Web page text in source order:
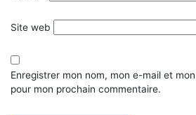
Site web
Enregistrer mon nom, mon e-mail et
pour mon prochain commentaire.